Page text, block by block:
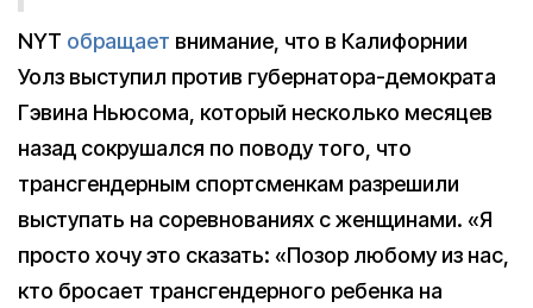
NYT обращает внимание, что в Калифорнии
Уолз выступил против губернатора-демократа
Гэвина Ньюсома, который несколько месяцев
назад сокрушался по поводу того, что
трансгендерным спортсменкам разрешили
выступать на соревнованиях с женщинами. «Я
просто хочу это сказать: «Позор любому из нас,
кто бросает трансгендерного ребенка на